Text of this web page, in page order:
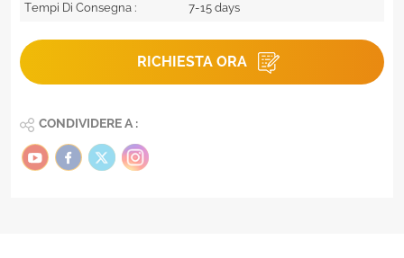
Tempi Di Consegna :
7-15 days
RICHIESTA ORA
CONDIVIDERE A :